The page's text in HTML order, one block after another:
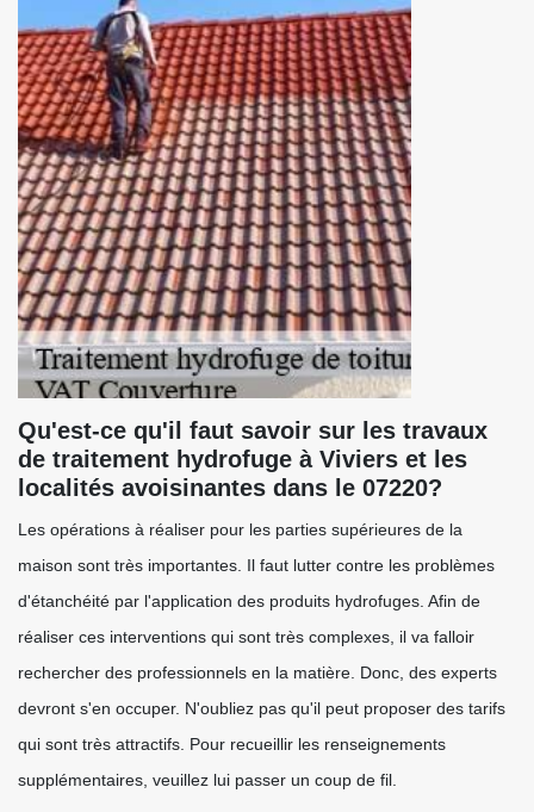
Qu'est-ce qu'il faut savoir sur les travaux
de traitement hydrofuge à Viviers et les
localités avoisinantes dans le 07220?
Les opérations à réaliser pour les parties supérieures de la
maison sont très importantes. Il faut lutter contre les problèmes
d'étanchéité par l'application des produits hydrofuges. Afin de
réaliser ces interventions qui sont très complexes, il va falloir
rechercher des professionnels en la matière. Donc, des experts
devront s'en occuper. N'oubliez pas qu'il peut proposer des tarifs
qui sont très attractifs. Pour recueillir les renseignements
supplémentaires, veuillez lui passer un coup de fil.